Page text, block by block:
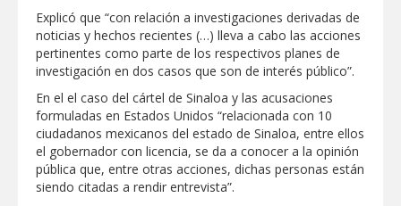
municipales ante tormenta
La UAT, Gobierno del Estado y
ganaderos consolidan proyecto “Carne
Tam
GOBIERNO MUNICIPAL INVITA A
CAMPAÑA DE TAMIZAJE AUDITIVO
GRATUITO PARA RECIÉN NACIDOS EN
CLÍNICA UNE NUEVA ERA
Entregó Carlos Peña Ortiz apoyos de
"Mamá Luchona", acompañado por la
Explicó que “con relación a investigaciones derivadas de
noticias y hechos recientes (…) lleva a cabo las acciones
pertinentes como parte de los respectivos planes de
investigación en dos casos que son de interés público”.
En el el caso del cártel de Sinaloa y las acusaciones
formuladas en Estados Unidos “relacionada con 10
ciudadanos mexicanos del estado de Sinaloa, entre ellos
el gobernador con licencia, se da a conocer a la opinión
pública que, entre otras acciones, dichas personas están
siendo citadas a rendir entrevista”.